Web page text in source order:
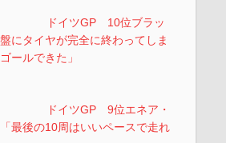
ドイツGP 10位ブラッ
にタイヤが完全に終わってしま
ールできた」
ドイツGP 9位エネア・
最後の10周はいいペースで走れ